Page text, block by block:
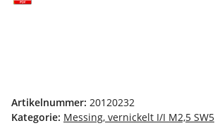
Artikelnummer: 20120232
Kategorie: Messing, vernickelt I/I M2,5 SW5